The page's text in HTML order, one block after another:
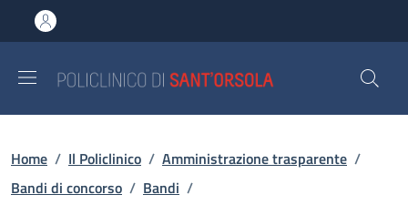
al contenuto principale
to footer content
Briciole di pane
Home / Il Policlinico / Amministrazione trasparente /
Bandi di concorso / Bandi /